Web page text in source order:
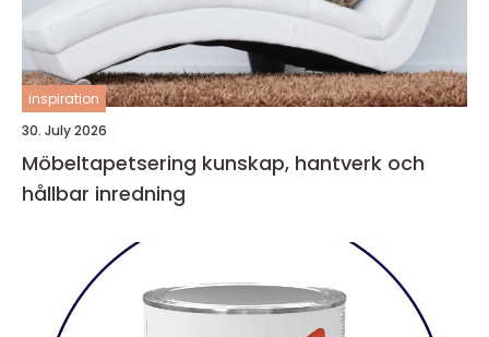
inspiration
30. July 2026
Möbeltapetsering kunskap, hantverk och
hållbar inredning